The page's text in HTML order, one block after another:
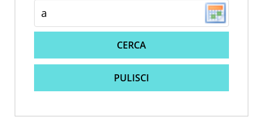
CERCA
PULISCI